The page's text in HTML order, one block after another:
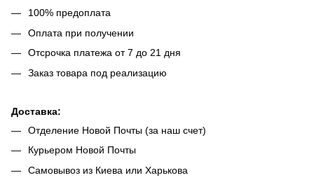
100% предоплата
Оплата при получении
Отсрочка платежа от 7 до 21 дня
Заказ товара под реализацию
Доставка:
Отделение Новой Почты (за наш счет)
Курьером Новой Почты
Самовывоз из Киева или Харькова